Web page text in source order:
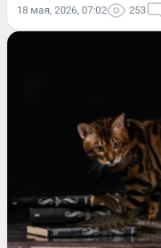
18 мая, 2026, 07:02 253